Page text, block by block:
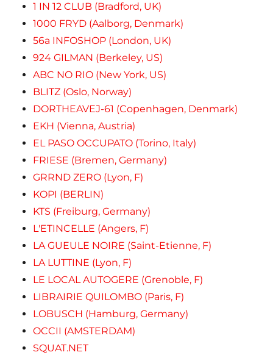
1 IN 12 CLUB (Bradford, UK)
1000 FRYD (Aalborg, Denmark)
56a INFOSHOP (London, UK)
924 GILMAN (Berkeley, US)
ABC NO RIO (New York, US)
BLITZ (Oslo, Norway)
DORTHEAVEJ-61 (Copenhagen, Denmark)
EKH (Vienna, Austria)
EL PASO OCCUPATO (Torino, Italy)
FRIESE (Bremen, Germany)
GRRND ZERO (Lyon, F)
KOPI (BERLIN)
KTS (Freiburg, Germany)
L'ETINCELLE (Angers, F)
LA GUEULE NOIRE (Saint-Etienne, F)
LA LUTTINE (Lyon, F)
LE LOCAL AUTOGERE (Grenoble, F)
LIBRAIRIE QUILOMBO (Paris, F)
LOBUSCH (Hamburg, Germany)
OCCII (AMSTERDAM)
SQUAT.NET